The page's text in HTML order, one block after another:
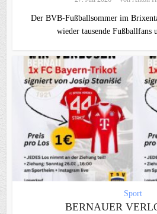
Der BVB-Fußballsommer im
wieder tausende Fußballfans
Sport
BERNAUER